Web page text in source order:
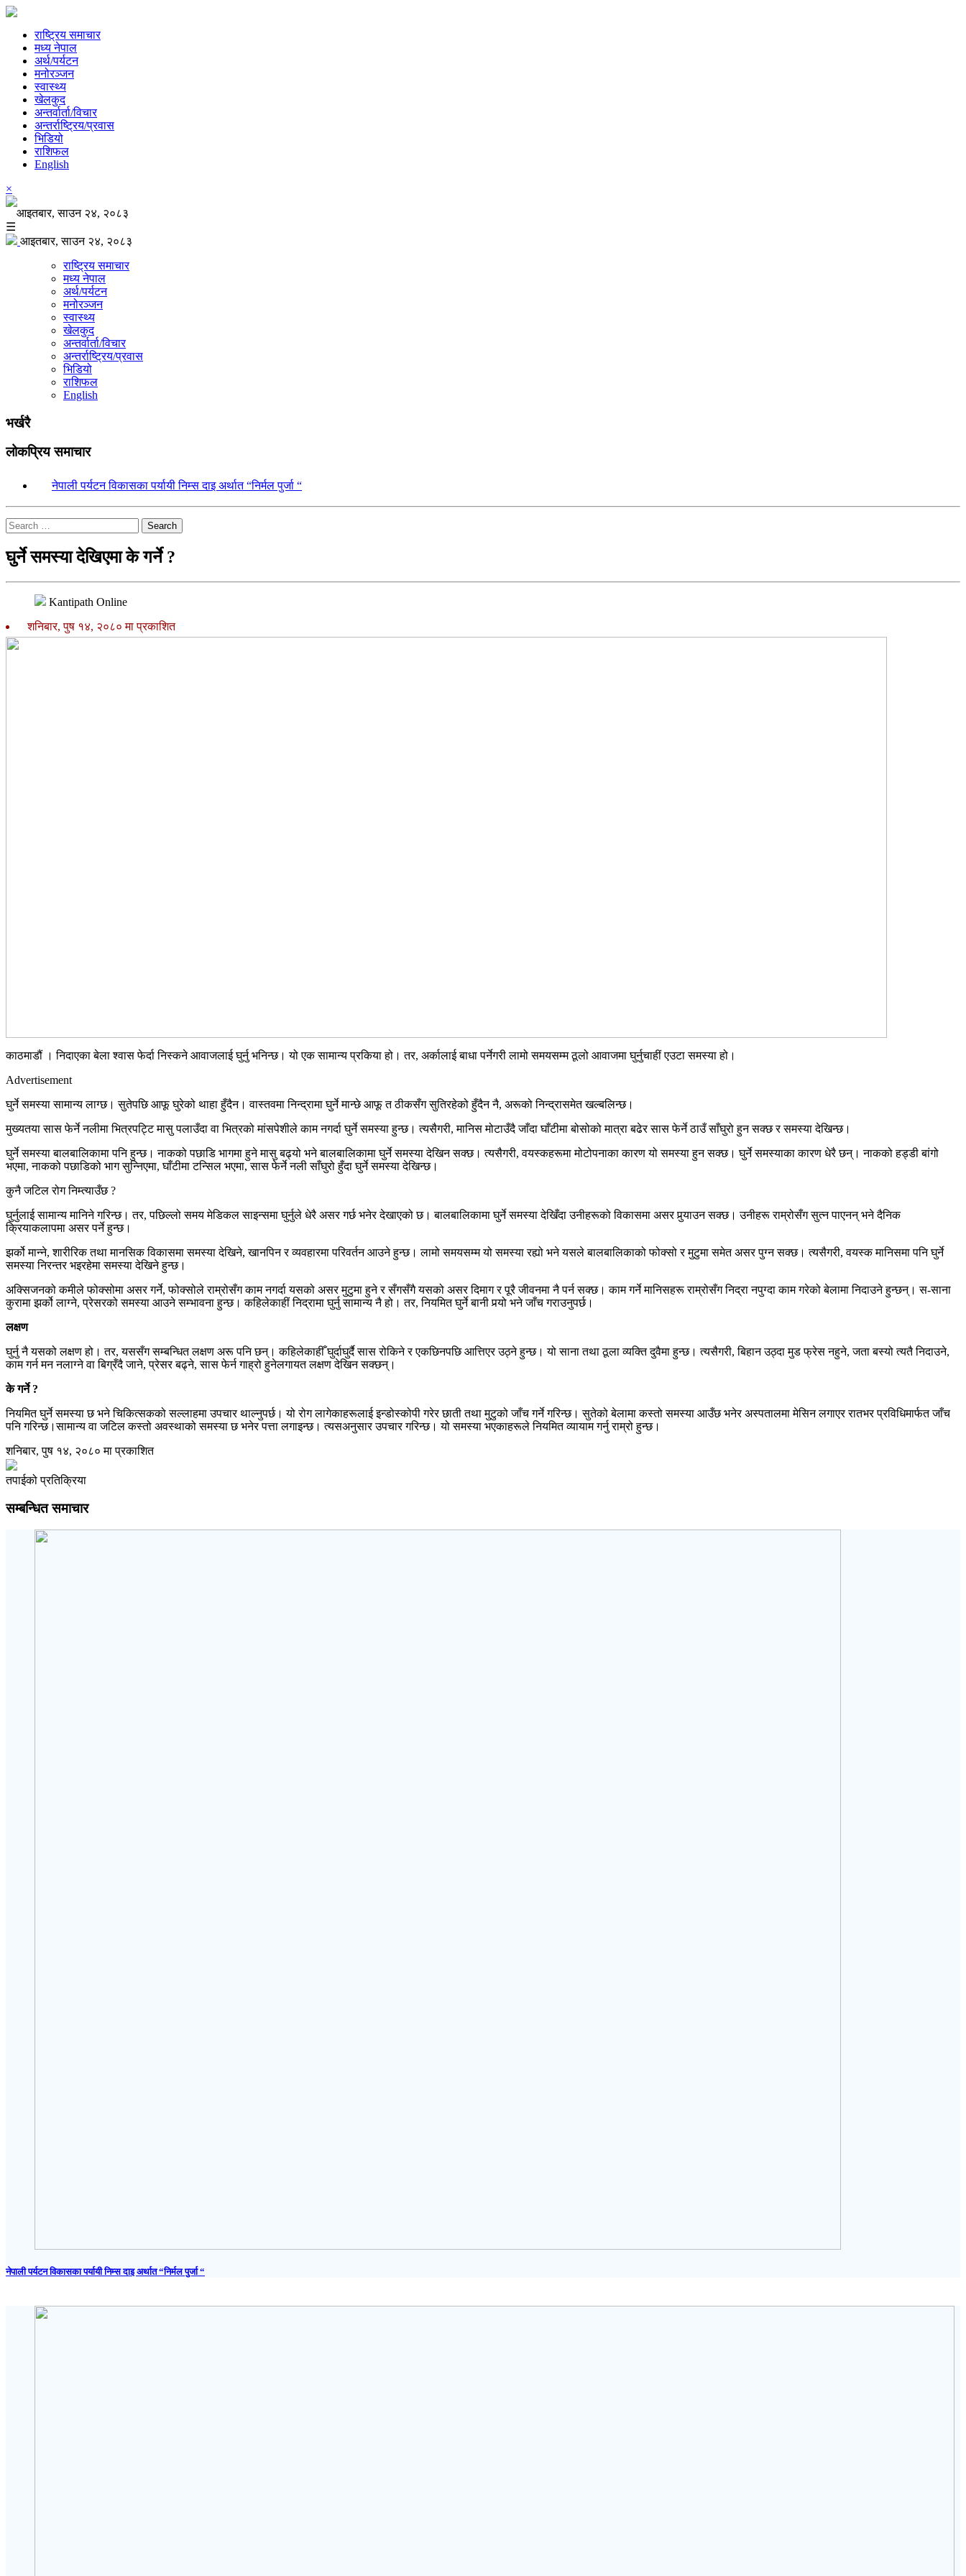
राष्ट्रिय समाचार
मध्य नेपाल
अर्थ/पर्यटन
मनोरञ्जन
स्वास्थ्य
खेलकुद
अन्तर्वार्ता/विचार
अन्तर्राष्ट्रिय/प्रवास
भिडियो
राशिफल
English
×
आइतबार, साउन २४, २०८३
☰
आइतबार, साउन २४, २०८३
राष्ट्रिय समाचार
मध्य नेपाल
अर्थ/पर्यटन
मनोरञ्जन
स्वास्थ्य
खेलकुद
अन्तर्वार्ता/विचार
अन्तर्राष्ट्रिय/प्रवास
भिडियो
राशिफल
English
भर्खरै
लोकप्रिय समाचार
नेपाली पर्यटन विकासका पर्यायी निम्स दाइ अर्थात “निर्मल पुर्जा “
Search
घुर्ने समस्या देखिएमा के गर्ने ?
Kantipath Online
शनिबार, पुष १४, २०८० मा प्रकाशित
काठमाडौं । निदाएका बेला श्वास फेर्दा निस्कने आवाजलाई घुर्नु भनिन्छ। यो एक सामान्य प्रकिया हो। तर, अर्कालाई बाधा पर्नेगरी लामो समयसम्म ठूलो आवाजमा घुर्नुचाहीं एउटा समस्या हो।
Advertisement
घुर्ने समस्या सामान्य लाग्छ। सुतेपछि आफू घुरेको थाहा हुँदैन। वास्तवमा निन्द्रामा घुर्ने मान्छे आफू त ठीकसँग सुतिरहेको हुँदैन नै, अरूको निन्द्रासमेत खल्बलिन्छ।
मुख्यतया सास फेर्ने नलीमा भित्रपट्टि मासु पलाउँदा वा भित्रको मांसपेशीले काम नगर्दा घुर्ने समस्या हुन्छ। त्यसैगरी, मानिस मोटाउँदै जाँदा घाँटीमा बोसोको मात्रा बढेर सास फेर्ने ठाउँ साँघुरो हुन सक्छ र समस्या देखिन्छ।
घुर्ने समस्या बालबालिकामा पनि हुन्छ। नाकको पछाडि भागमा हुने मासु बढ्यो भने बालबालिकामा घुर्ने समस्या देखिन सक्छ। त्यसैगरी, वयस्कहरूमा मोटोपनाका कारण यो समस्या हुन सक्छ। घुर्ने समस्याका कारण धेरै छन्। नाकको हड्डी बांगो
भएमा, नाकको पछाडिको भाग सुन्‍निएमा, घाँटीमा टन्सिल भएमा, सास फेर्ने नली साँघुरो हुँदा घुर्ने समस्या देखिन्छ।
कुनै जटिल रोग निम्त्याउँछ ?
घुर्नुलाई सामान्य मानिने गरिन्छ। तर, पछिल्लो समय मेडिकल साइन्समा घुर्नुले धेरै असर गर्छ भनेर देखाएको छ। बालबालिकामा घुर्ने समस्या देखिँदा उनीहरूको विकासमा असर पुर्‍याउन सक्छ। उनीहरू राम्रोसँग सुत्‍न पाएनन् भने दैनिक
क्रियाकलापमा असर पर्ने हुन्छ।
झर्को मान्‍ने, शारीरिक तथा मानसिक विकासमा समस्या देखिने, खानपिन र व्यवहारमा परिवर्तन आउने हुन्छ। लामो समयसम्म यो समस्या रह्यो भने यसले बालबालिकाको फोक्सो र मुटुमा समेत असर पुग्‍न सक्छ। त्यसैगरी, वयस्क मानिसमा पनि घुर्ने
समस्या निरन्तर भइरहेमा समस्या देखिने हुन्छ।
अक्सिजनको कमीले फोक्सोमा असर गर्ने, फोक्सोले राम्रोसँग काम नगर्दा यसको असर मुटुमा हुने र सँगसँगै यसको असर दिमाग र पूरै जीवनमा नै पर्न सक्छ। काम गर्ने मानिसहरू राम्रोसँग निद्रा नपुग्दा काम गरेको बेलामा निदाउने हुन्छन्। स-साना
कुरामा झर्को लाग्‍ने, प्रेसरको समस्या आउने सम्भावना हुन्छ। कहिलेकाहीं निद्रामा घुर्नु सामान्य नै हो। तर, नियमित घुर्ने बानी पर्‍यो भने जाँच गराउनुपर्छ।
लक्षण
घुर्नु नै यसको लक्षण हो। तर, यससँग सम्बन्धित लक्षण अरू पनि छन्। कहिलेकाहीँ घुर्दाघुर्दै सास रोकिने र एकछिनपछि आत्तिएर उठ्ने हुन्छ। यो साना तथा ठूला व्यक्ति दुवैमा हुन्छ। त्यसैगरी, बिहान उठ्दा मुड फ्रेस नहुने, जता बस्यो त्यतै निदाउने,
काम गर्न मन नलाग्‍ने वा बिग्रँदै जाने, प्रेसर बढ्ने, सास फेर्न गाह्रो हुनेलगायत लक्षण देखिन सक्छन्।
के गर्ने ?
नियमित घुर्ने समस्या छ भने चिकित्सकको सल्लाहमा उपचार थाल्नुपर्छ। यो रोग लागेकाहरूलाई इन्डोस्कोपी गरेर छाती तथा मुटुको जाँच गर्ने गरिन्छ। सुतेको बेलामा कस्तो समस्या आउँछ भनेर अस्पतालमा मेसिन लगाएर रातभर प्रविधिमार्फत जाँच
पनि गरिन्छ।सामान्य वा जटिल कस्तो अवस्थाको समस्या छ भनेर पत्ता लगाइन्छ। त्यसअनुसार उपचार गरिन्छ। यो समस्या भएकाहरूले नियमित व्यायाम गर्नु राम्रो हुन्छ।
शनिबार, पुष १४, २०८० मा प्रकाशित
तपाईको प्रतिक्रिया
सम्बन्धित समाचार
नेपाली पर्यटन विकासका पर्यायी निम्स दाइ अर्थात “निर्मल पुर्जा “